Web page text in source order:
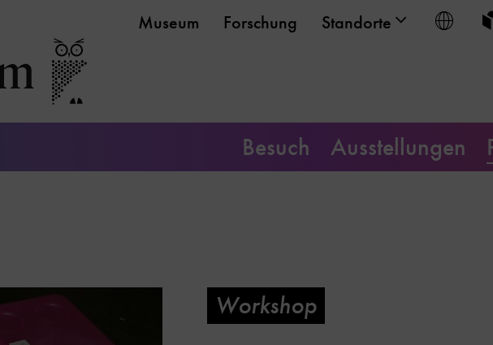
Museum Forschung Standorte
Besuch Ausstellungen
Workshop